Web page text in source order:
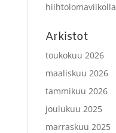
hiihtolomaviikolla
Arkistot
toukokuu 2026
maaliskuu 2026
tammikuu 2026
joulukuu 2025
marraskuu 2025